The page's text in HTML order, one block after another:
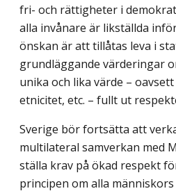
fri- och rättigheter i
alla invånare är likställda
önskan är att tillåtas leva i
grundläggande värderingar
unika och lika värde –
etnicitet, etc. – fullt ut
Sverige bör fortsätta att
multilateral samverkan med
ställa krav på ökad respekt
principen om alla